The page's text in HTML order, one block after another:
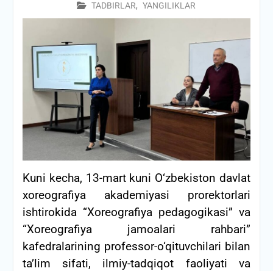
TADBIRLAR, YANGILIKLAR
Kuni kecha, 13-mart kuni O‘zbekiston davlat
xoreografiya akademiyasi prorektorlari
ishtirokida “Xoreografiya pedagogikasi” va
“Xoreografiya jamoalari rahbari”
kafedralarining professor-o‘qituvchilari bilan
ta’lim sifati, ilmiy-tadqiqot faoliyati va